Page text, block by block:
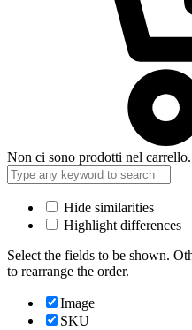
Non ci sono prodotti nel carrello.
Hide similarities
Highlight differences
Select the fields to be shown.
to rearrange the order.
Image
SKU